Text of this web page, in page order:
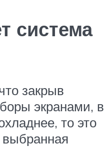
система
закрыв
экранами, в
то это